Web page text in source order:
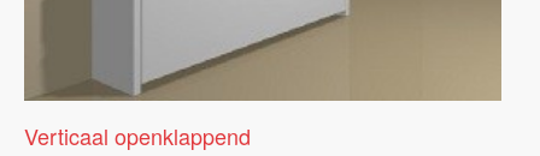
Verticaal openklappend